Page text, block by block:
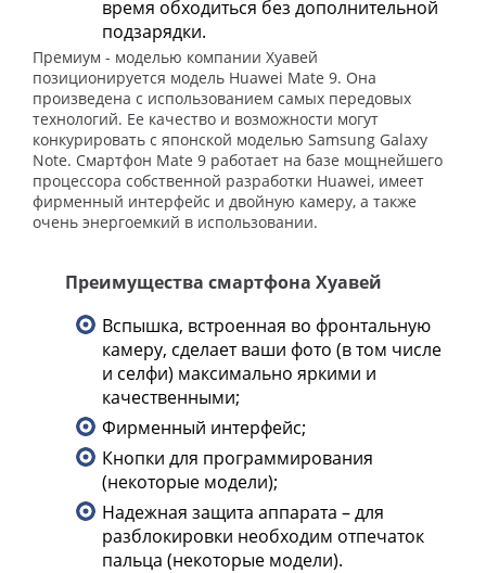
время обходиться без дополнительной
подзарядки.
Премиум - моделью компании Хуавей
позиционируется модель Huawei Mate 9. Она
произведена с использованием самых передовых
технологий. Ее качество и возможности могут
конкурировать с японской моделью Samsung Galaxy
Note. Смартфон Mate 9 работает на базе мощнейшего
процессора собственной разработки Huawei, имеет
фирменный интерфейс и двойную камеру, а также
очень энергоемкий в использовании.
Преимущества смартфона Хуавей
Вспышка, встроенная во фронтальную
камеру, сделает ваши фото (в том числе
и селфи) максимально яркими и
качественными;
Фирменный интерфейс;
Кнопки для программирования
(некоторые модели);
Надежная защита аппарата – для
разблокировки необходим отпечаток
пальца (некоторые модели).